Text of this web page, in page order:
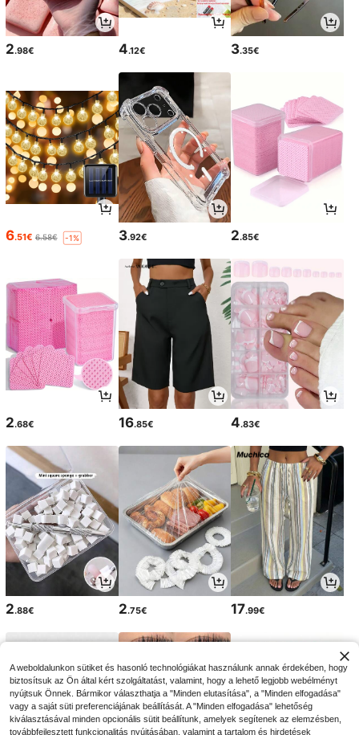
2.98€ 4.12€ 3.35€
6.51€ 6.58€ -1% 3.92€ 2.85€
2.68€ 16.85€ 4.83€
2.88€ 2.75€ 17.99€
A weboldalunkon sütiket és hasonló technológiákat használunk annak érdekében, hogy
biztosítsuk az Ön által kért szolgáltatást, valamint, hogy a lehető legjobb webélményt
nyújtsuk Önnek. Bármikor választhatja a "Minden elutasítása", a "Minden elfogadása"
vagy a saját süti preferenciájának beállítását. A "Minden elfogadása" lehetőség
kiválasztásával minden opcionális sütit beállítunk, amelyek segítenek az elemzésben,
továbbfejlesztett funkcionalitás nyújtásában, valamint a tartalom és hirdetések